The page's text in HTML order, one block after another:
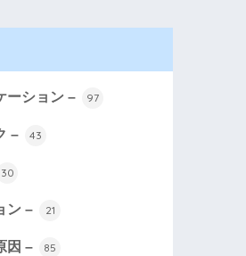
ーション – 97
– 43
30
ン – 21
因 – 85